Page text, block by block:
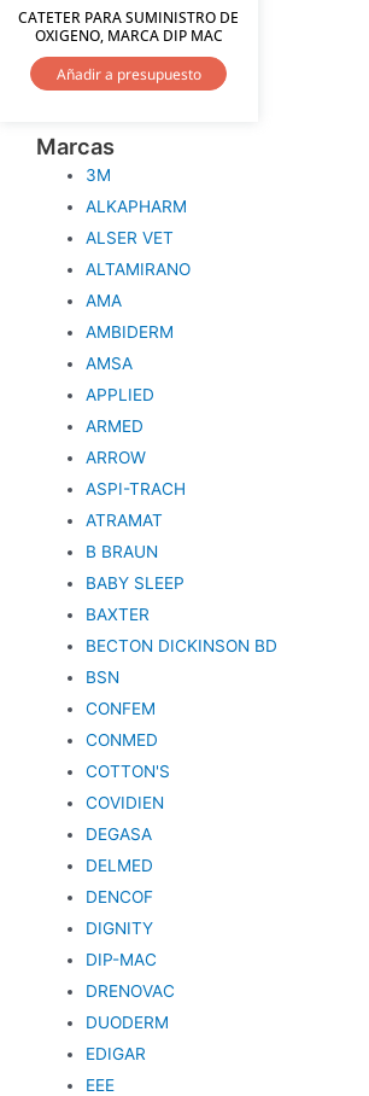
CATETER PARA SUMINISTRO DE
OXIGENO, MARCA DIP MAC
Añadir a presupuesto
Marcas
3M
ALKAPHARM
ALSER VET
ALTAMIRANO
AMA
AMBIDERM
AMSA
APPLIED
ARMED
ARROW
ASPI-TRACH
ATRAMAT
B BRAUN
BABY SLEEP
BAXTER
BECTON DICKINSON BD
BSN
CONFEM
CONMED
COTTON'S
COVIDIEN
DEGASA
DELMED
DENCOF
DIGNITY
DIP-MAC
DRENOVAC
DUODERM
EDIGAR
EEE